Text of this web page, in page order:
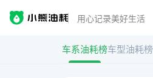
用心记录美好生活
车系油耗榜车型油耗榜